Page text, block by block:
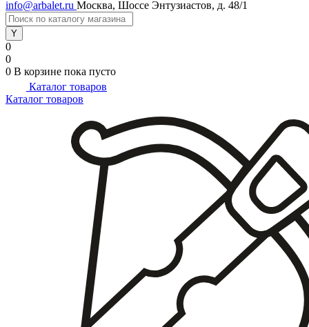
info@arbalet.ru Москва, Шоссе Энтузиастов, д. 48/1
0
0
0 В корзине пока пусто
Каталог товаров
Каталог товаров